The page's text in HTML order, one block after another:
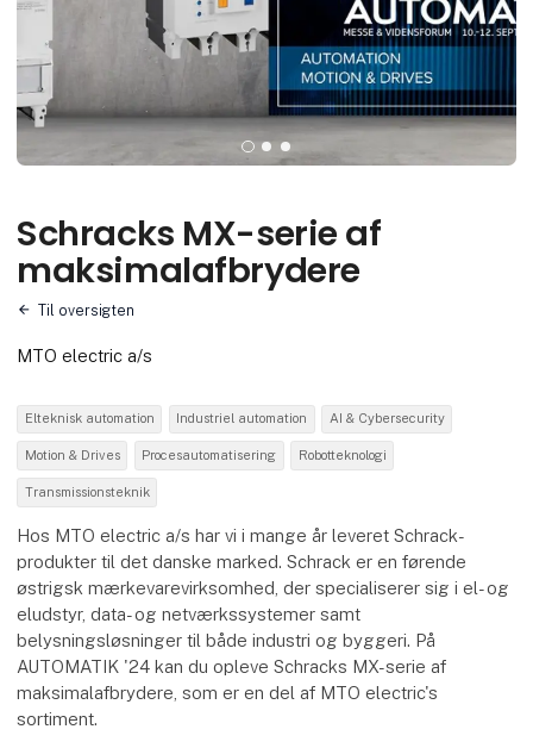
Schracks MX-serie af
maksimalafbrydere
Til oversigten
MTO electric a/s
Elteknisk automation Industriel automation AI & Cybersecurity
Motion & Drives Procesautomatisering Robotteknologi
Transmissionsteknik
Hos MTO electric a/s har vi i mange år leveret Schrack-
produkter til det danske marked. Schrack er en førende
østrigsk mærkevarevirksomhed, der specialiserer sig i el- og
eludstyr, data- og netværkssystemer samt
belysningsløsninger til både industri og byggeri. På
AUTOMATIK '24 kan du opleve Schracks MX-serie af
maksimalafbrydere, som er en del af MTO electric's
sortiment.